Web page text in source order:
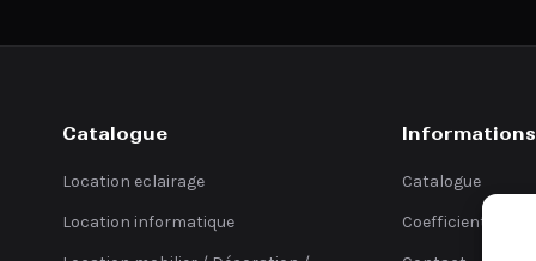
Catalogue
Location eclairage
Location informatique
Informations
Catalogue
Coefficients